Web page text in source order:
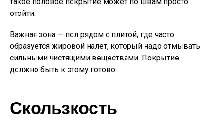
отойти.
Важная зона — пол рядом с плитой, где часто
образуется жировой налет, который надо отмывать
сильными чистящими веществами. Покрытие
должно быть к этому готово.
Скользкость